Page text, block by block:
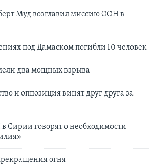
Муд возглавил миссию ООН в
под Дамаском погибли 10 человек
два мощных взрыва
и оппозиция винят друг друга за
Сирии говорят о необходимости
огня